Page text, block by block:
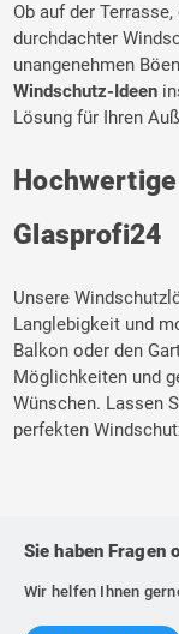
Ob auf der
durchdachter
unangenehmen
Windschutz-Ideen
Lösung für Ihren
Glasprofi24
Unsere
Langlebigkeit und
Balkon oder den
Möglichkeiten und
Wünschen. Lassen
perfekten
Sie haben Fragen
Wir helfen Ihnen